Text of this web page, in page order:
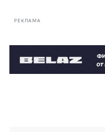
РЕКЛАМА